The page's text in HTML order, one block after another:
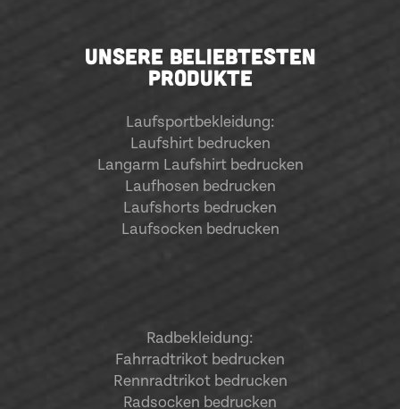
UNSERE BELIEBTESTEN
PRODUKTE
Laufsportbekleidung:
Laufshirt bedrucken
Langarm Laufshirt bedrucken
Laufhosen bedrucken
Laufshorts bedrucken
Laufsocken bedrucken
Radbekleidung:
Fahrradtrikot bedrucken
Rennradtrikot bedrucken
Radsocken bedrucken